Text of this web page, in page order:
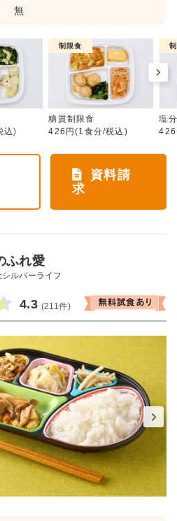
無
込)
制限食
糖質制限食
426円(1食分/税込)
塩
資料請
求
ふれ愛
シルバーライフ
4.3 (211件)